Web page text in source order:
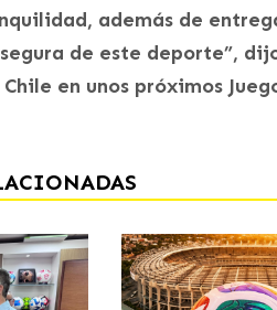
además de
de este deporte”,
en unos próximos